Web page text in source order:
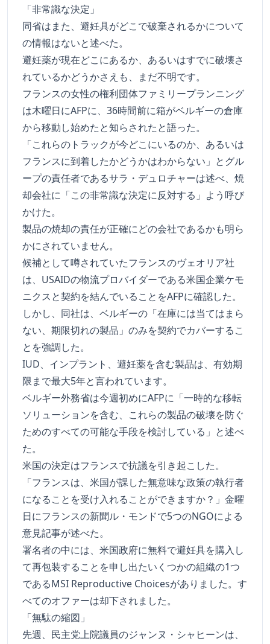
「非常識な決定」
同省はまた、避妊具がどこで破棄されるかについて
の情報はないと述べた。
避妊薬が現在どこにあるか、あるいはすでに破壊さ
れているかどうかさえも、まだ不明です。
フランスの女性の権利団体ファミリープランニング
は木曜日にAFPに、36時間前に箱がベルギーの倉庫
から移動し始めたと知らされたと語った。
「これらのトラックが今どこにいるのか、あるいは
フランスに到着したかどうかはわからない」とグル
ープの責任者であるサラ・デュロチャーは述べ、焼
却会社に「この非常識な決定に反対する」よう呼び
かけた。
製品の焼却の責任が正確にどの会社であるかも明ら
かにされていません。
候補として噂されていたフランスのヴェオリア社
は、USAIDの物流プロバイダーである米国企業ケモ
ニクスと契約を結んでいることをAFPに確認した。
しかし、同社は、ベルギーの「在庫には当てはまら
ない、期限切れの製品」のみを契約でカバーするこ
とを強調した。
IUD、インプラント、避妊薬を含む製品は、有効期
限まで最大5年と言われています。
ベルギー外務省は今週初めにAFPに「一時的な移転
ソリューションを含む、これらの製品の破壊を防ぐ
ためのすべての可能な手段を検討している」と述べ
た。
米国の決定はフランスで抗議を引き起こした。
「フランスは、米国が課した無意味な政策の執行者
になることを受け入れることができますか？」金曜
日にフランスの新聞ル・モンドで5つのNGOによる
意見記事が述べた。
署名者の中には、米国政府に無料で避妊具を購入し
て再包装することを申し出たいくつかの組織の1つ
であるMSI Reproductive Choicesがありました。す
べてのオファーは却下されました。
「無駄の縮図」
先週、民主党上院議員のジャンヌ・シャヒーンは、